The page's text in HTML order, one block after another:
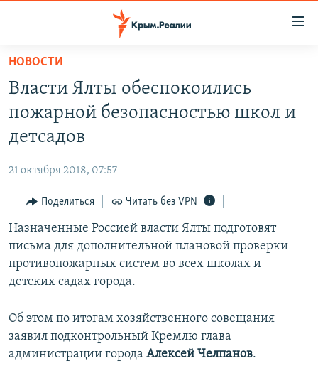
Вернуться
основному
содержанию
главной
навигации
Вернутся
поиску
11 ЛЕТ ОККУПАЦИИ КРЫМА. 11 ИСТОРИЙ СОПРОТИВЛЕНИЯ
ЕЩЕ
ИНТЕРАКТИВ
ИНФОГРАФИКА
ТЕЛЕПРОЕКТ КРЫМ.РЕАЛИИ
СОВЕТЫ ПРАВОЗАЩИТНИКОВ
ПОБЕДИТЕЛЕЙ НЕ СУДЯТ?
КРЫМ.НЕПОКОРЕННЫЙ
РАДІО СВОБОДА
КАК ОБОЙТИ БЛОКИРОВКУ
Українською
НОВОСТИ
Власти Ялты обеспокоились
пожарной безопасностью школ и
детсадов
21 октября 2018, 07:57
Поделиться Читать без VPN
Назначенные Россией власти Ялты подготовят
письма для дополнительной плановой проверки
противопожарных систем во всех школах и
детских садах города.
Об этом по итогам хозяйственного совещания
заявил подконтрольный Кремлю глава
администрации города Алексей Челпанов.